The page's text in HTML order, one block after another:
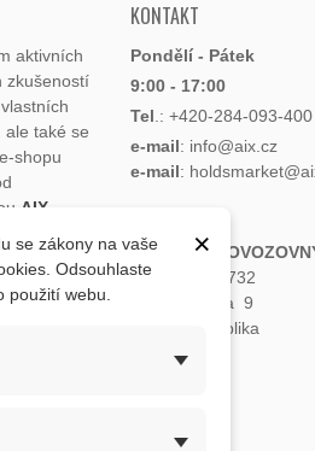
aktivních
zkušeností
ale také se
shopu
AIX
pro
na
KONTAKT
Pondělí - Pátek
9:00 - 17:00
Tel .: +420-284-093-400
e-mail: info@aix.cz
e-mail:
ADRESA
Lukavecká 1732
193 00 Praha 9
Česká Republika
Mapazde
×
se zákony na vaše
Odsouhlaste
použití webu.